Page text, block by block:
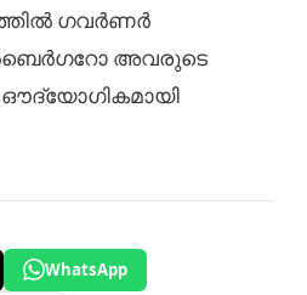
ഗവർണർ
അവരുടെ
WhatsApp